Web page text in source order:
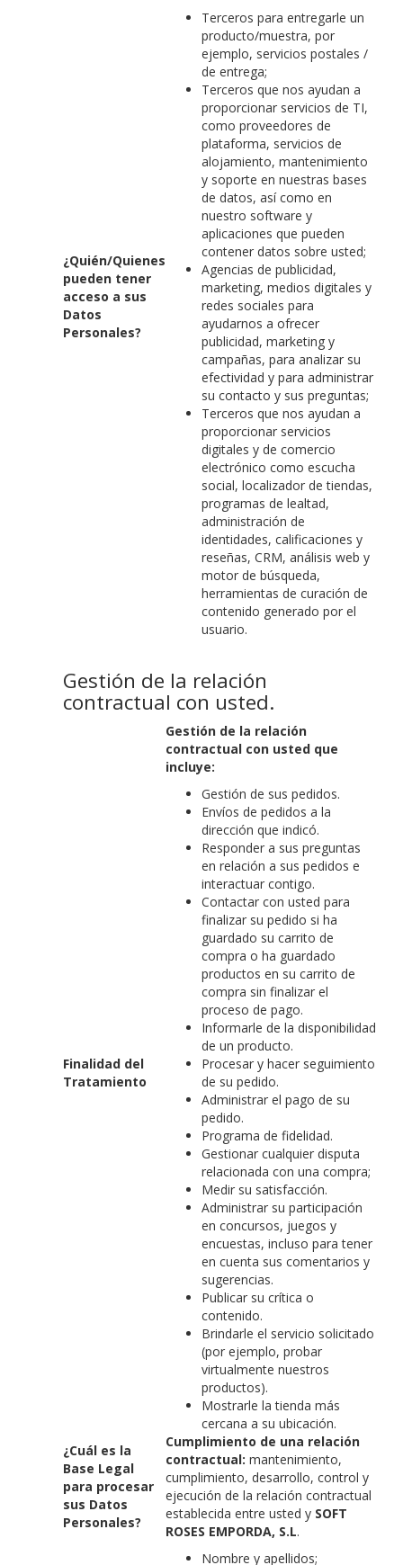
¿Quién/Quienes
pueden tener
acceso a sus
Datos
Personales?
Terceros para entregarle un
producto/muestra, por
ejemplo, servicios postales /
de entrega;
Terceros que nos ayudan a
proporcionar servicios de TI,
como proveedores de
plataforma, servicios de
alojamiento, mantenimiento
y soporte en nuestras bases
de datos, así como en
nuestro software y
aplicaciones que pueden
contener datos sobre usted;
Agencias de publicidad,
marketing, medios digitales y
redes sociales para
ayudarnos a ofrecer
publicidad, marketing y
campañas, para analizar su
efectividad y para administrar
su contacto y sus preguntas;
Terceros que nos ayudan a
proporcionar servicios
digitales y de comercio
electrónico como escucha
social, localizador de tiendas,
programas de lealtad,
administración de
identidades, calificaciones y
reseñas, CRM, análisis web y
motor de búsqueda,
herramientas de curación de
contenido generado por el
usuario.
Gestión de la relación
contractual con usted.
Finalidad del
Tratamiento
Gestión de la relación
contractual con usted que
incluye:
Gestión de sus pedidos.
Envíos de pedidos a la
dirección que indicó.
Responder a sus preguntas
en relación a sus pedidos e
interactuar contigo.
Contactar con usted para
finalizar su pedido si ha
guardado su carrito de
compra o ha guardado
productos en su carrito de
compra sin finalizar el
proceso de pago.
Informarle de la disponibilidad
de un producto.
Procesar y hacer seguimiento
de su pedido.
Administrar el pago de su
pedido.
Programa de fidelidad.
Gestionar cualquier disputa
relacionada con una compra;
Medir su satisfacción.
Administrar su participación
en concursos, juegos y
encuestas, incluso para tener
en cuenta sus comentarios y
sugerencias.
Publicar su crítica o
contenido.
Brindarle el servicio solicitado
(por ejemplo, probar
virtualmente nuestros
productos).
Mostrarle la tienda más
cercana a su ubicación.
¿Cuál es la
Base Legal
para procesar
sus Datos
Personales?
Cumplimiento de una relación
contractual: mantenimiento,
cumplimiento, desarrollo, control y
ejecución de la relación contractual
establecida entre usted y SOFT
ROSES EMPORDA, S.L.
Nombre y apellidos;